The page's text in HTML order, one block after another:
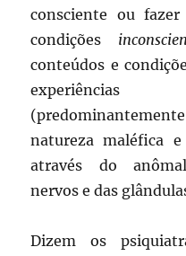
consciente ou
condições
conteúdos e
natureza maléfica e
através do
nervos e das
Dizem os